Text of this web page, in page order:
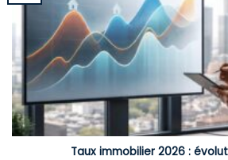
Taux immobilier 2026 :